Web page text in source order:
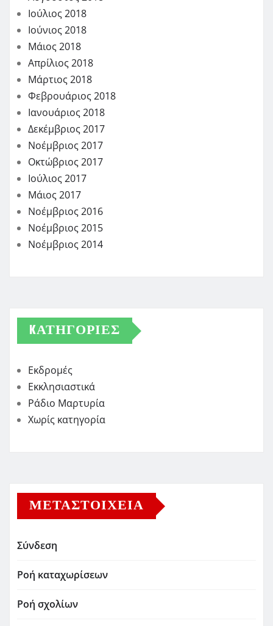
Ιούλιος 2018
Ιούνιος 2018
Μάιος 2018
Απρίλιος 2018
Μάρτιος 2018
Φεβρουάριος 2018
Ιανουάριος 2018
Δεκέμβριος 2017
Νοέμβριος 2017
Οκτώβριος 2017
Ιούλιος 2017
Μάιος 2017
Νοέμβριος 2016
Νοέμβριος 2015
Νοέμβριος 2014
KΑΤΗΓΟΡΊΕΣ
Εκδρομές
Εκκλησιαστικά
Ράδιο Μαρτυρία
Χωρίς κατηγορία
ΜΕΤΑΣΤΟΙΧΕΊΑ
Σύνδεση
Ροή καταχωρίσεων
Ροή σχολίων